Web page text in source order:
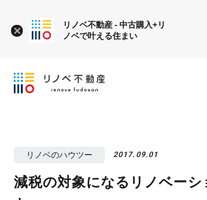
リノベのハウツー 2017.09.01
減税の対象になるリノベーシ
リノベ不動産 - 中古購入+リ
ノベで叶える住まい